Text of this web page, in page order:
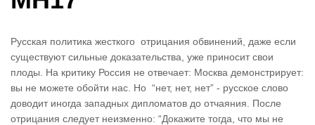
Русская политика жесткого отрицания обвинений, даже если
существуют сильные доказательства, уже приносит свои
плоды. На критику Россия не отвечает: Москва демонстрирует:
вы не можете обойти нас. Но “нет, нет, нет” - русское слово
доводит иногда западных дипломатов до отчаяния. После
отрицания следует неизменно: “Докажите тогда, что мы не